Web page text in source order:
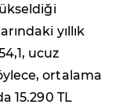
yıllık
ucuz
ortalama
15.290 TL